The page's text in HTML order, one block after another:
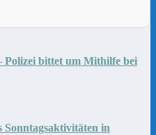
Polizei bittet um Mithilfe bei
in